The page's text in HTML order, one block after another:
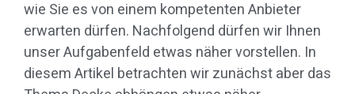
wie Sie es von einem kompetenten Anbieter
erwarten dürfen. Nachfolgend dürfen wir Ihnen
unser Aufgabenfeld etwas näher vorstellen. In
diesem Artikel betrachten wir zunächst aber das